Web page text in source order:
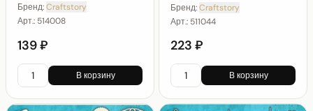
Бренд:Craftstory
Арт.: 514008
139 ₽
В корзину
Бренд:Craftstory
Арт.: 511044
223 ₽
В корзину